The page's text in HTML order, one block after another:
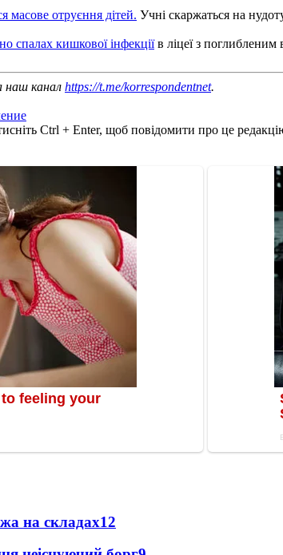
масове отруєння дітей. Учні скаржаться на
спалах кишкової інфекціїв ліцеї з поглибленим
наш канал https://t.me/korrespondentnet.
Ctrl + Enter, щоб повідомити про це
на складах12